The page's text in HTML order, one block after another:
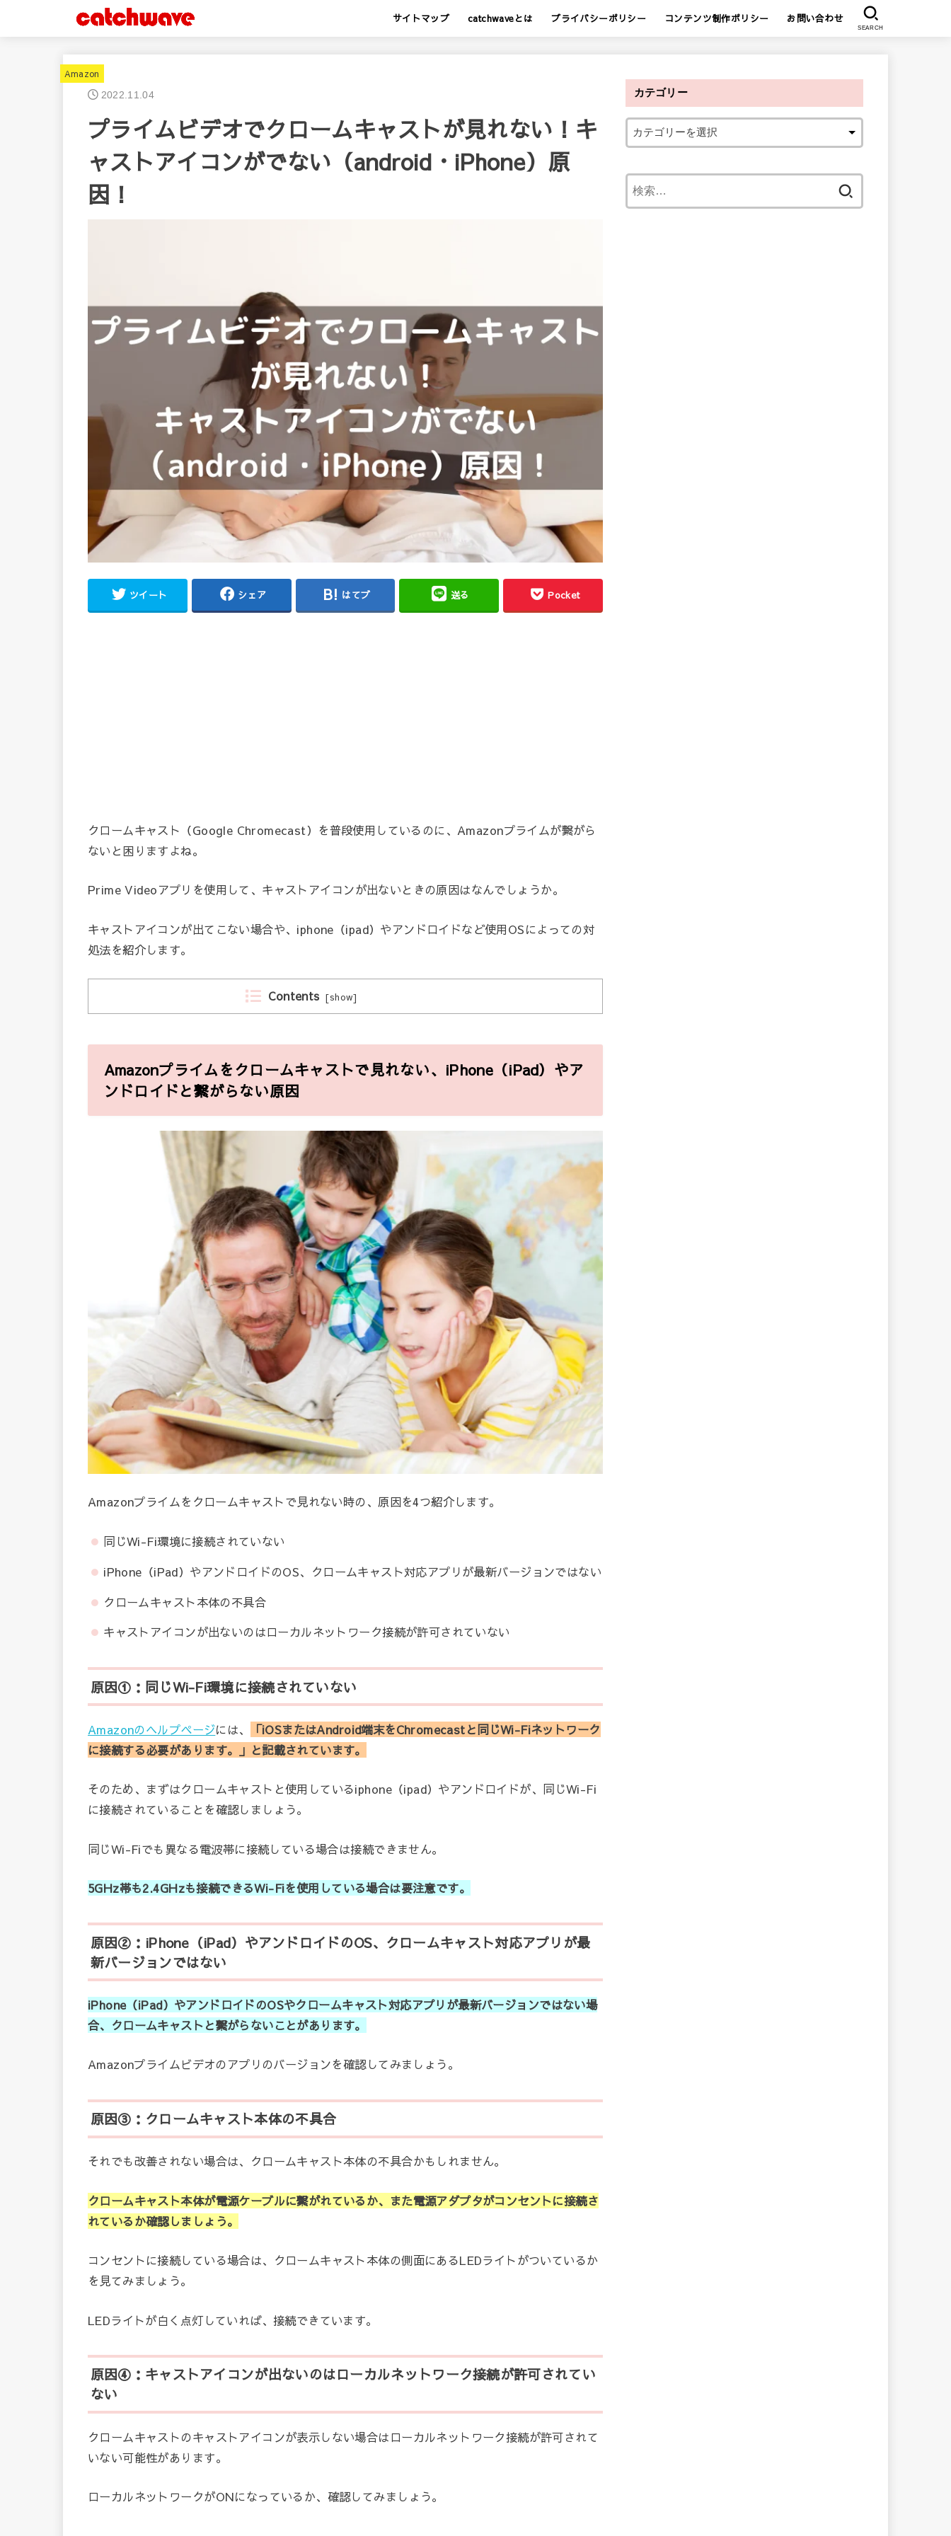
サイトマップ catchwaveとは プライバシーポリシー コンテンツ制作ポリシー お問い合わせ
SEARCH
Amazon
2022.11.04
プライムビデオでクロームキャストが見れない！キ
ャストアイコンがでない（android・iPhone）原
因！
ツイート シェア はてブ 送る Pocket
クロームキャスト（Google Chromecast）を普段使用しているのに、Amazonプライムが繋がら
ないと困りますよね。
Prime Videoアプリを使用して、キャストアイコンが出ないときの原因はなんでしょうか。
キャストアイコンが出てこない場合や、iphone（ipad）やアンドロイドなど使用OSによっての対
処法を紹介します。
Contents [show]
Amazonプライムをクロームキャストで見れない、iPhone（iPad）やア
ンドロイドと繋がらない原因
Amazonプライムをクロームキャストで見れない時の、原因を4つ紹介します。
同じWi-Fi環境に接続されていない
iPhone（iPad）やアンドロイドのOS、クロームキャスト対応アプリが最新バージョンではない
クロームキャスト本体の不具合
キャストアイコンが出ないのはローカルネットワーク接続が許可されていない
原因①：同じWi-Fi環境に接続されていない
Amazonのヘルプページには、
「iOSまたはAndroid端末をChromecastと同じWi-Fiネットワーク
に接続する必要があります。」と記載されています。
そのため、まずはクロームキャストと使用しているiphone（ipad）やアンドロイドが、同じWi-Fi
に接続されていることを確認しましょう。
同じWi-Fiでも異なる電波帯に接続している場合は接続できません。
5GHz帯も2.4GHzも接続できるWi-Fiを使用している場合は要注意です。
原因②：iPhone（iPad）やアンドロイドのOS、クロームキャスト対応アプリが最
新バージョンではない
iPhone（iPad）やアンドロイドのOSやクロームキャスト対応アプリが最新バージョンではない場
合、クロームキャストと繋がらないことがあります。
Amazonプライムビデオのアプリのバージョンを確認してみましょう。
原因③：クロームキャスト本体の不具合
それでも改善されない場合は、クロームキャスト本体の不具合かもしれません。
クロームキャスト本体が電源ケーブルに繋がれているか、また電源アダプタがコンセントに接続さ
れているか確認しましょう。
コンセントに接続している場合は、クロームキャスト本体の側面にあるLEDライトがついているか
を見てみましょう。
LEDライトが白く点灯していれば、接続できています。
原因④：キャストアイコンが出ないのはローカルネットワーク接続が許可されてい
ない
クロームキャストのキャストアイコンが表示しない場合はローカルネットワーク接続が許可されて
いない可能性があります。
ローカルネットワークがONになっているか、確認してみましょう。
カテゴリー